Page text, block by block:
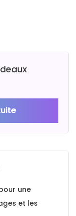
une
et les